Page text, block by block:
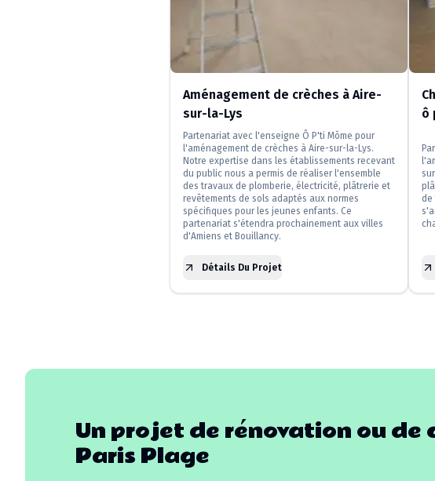
Aménagement de crèches à Aire-
sur-la-Lys
Partenariat avec l'enseigne Ô P'ti Môme pour
l'aménagement de crèches à Aire-sur-la-Lys.
Notre expertise dans les établissements recevant
du public nous a permis de réaliser l'ensemble
des travaux de plomberie, électricité, plâtrerie et
revêtements de sols adaptés aux normes
spécifiques pour les jeunes enfants. Ce
partenariat s'étendra prochainement aux villes
d'Amiens et Bouillancy.
Détails Du Projet
ô
de
Un projet de rénovation ou de
Paris Plage